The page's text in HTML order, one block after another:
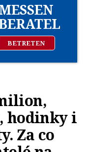
BETRETEN
hodinky i
Za co